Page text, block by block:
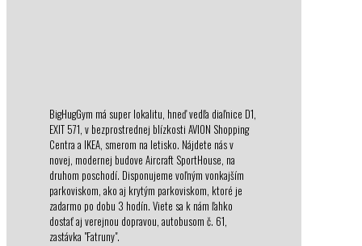
BigHugGym má super lokalitu, hneď vedľa diaľnice D1,
EXIT 571, v bezprostrednej blízkosti AVION Shopping
Centra a IKEA, smerom na letisko. Nájdete nás v
novej, modernej budove Aircraft SportHouse, na
druhom poschodí. Disponujeme voľným vonkajším
parkoviskom, ako aj krytým parkoviskom, ktoré je
zadarmo po dobu 3 hodín. Viete sa k nám ľahko
dostať aj verejnou dopravou, autobusom č. 61,
zastávka "Fatruny".